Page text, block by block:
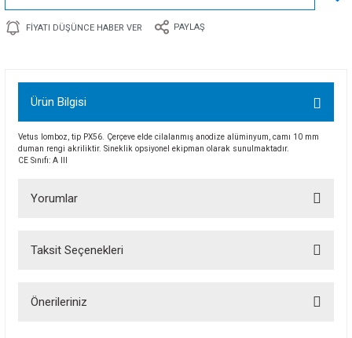
FIYATI DÜŞÜNCE HABER VER PAYLAŞ
Ürün Bilgisi
Vetus lomboz, tip PX56. Çerçeve elde cilalanmış anodize alüminyum, camı 10 mm
duman rengi akriliktir. Sineklik opsiyonel ekipman olarak sunulmaktadır.
CE Sınıfı: A III
Yorumlar
Taksit Seçenekleri
Önerileriniz